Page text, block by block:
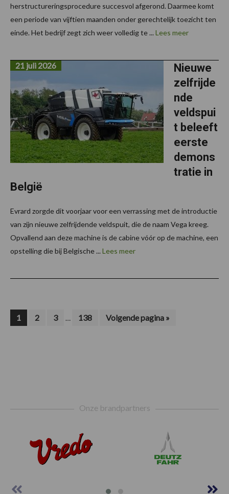
herstructureringsprocedure succesvol afgerond. Daarmee komt
een periode van vijftien maanden onder gerechtelijk toezicht ten
einde. Het bedrijf zegt zich weer volledig te ... Lees meer
Nieuwe
zelfrijde
nde
veldspui
t beleeft
eerste
demons
tratie in
België
21 juli 2026
Evrard zorgde dit voorjaar voor een verrassing met de introductie
van zijn nieuwe zelfrijdende veldspuit, die de naam Vega kreeg.
Opvallend aan deze machine is de cabine vóór op de machine, een
opstelling die bij Belgische ... Lees meer
Pagina
1 Pagina
2 Pagina
3
Interim
… Pagina
138
Ga
naar
Volgende pagina »
Onze brandpartners